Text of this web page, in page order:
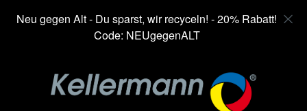
springen
Neu gegen Alt - Du sparst, wir recyceln! - 20% Rabatt!
Code: NEUgegenALT